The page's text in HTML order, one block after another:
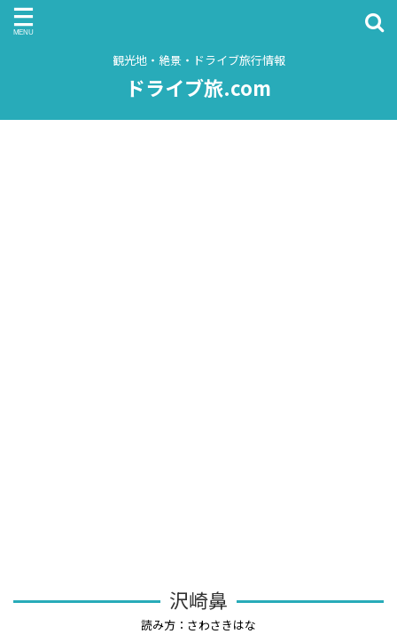
観光地・絶景・ドライブ旅行情報
ドライブ旅.com
沢崎鼻
読み方：さわさきはな